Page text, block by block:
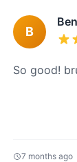
B
7 months ago